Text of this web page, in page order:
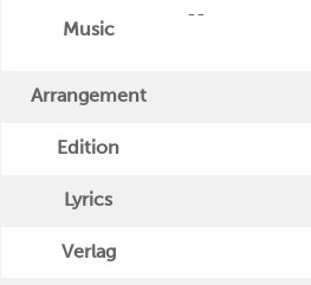
Music
--
Arrangement
Edition
Lyrics
Verlag